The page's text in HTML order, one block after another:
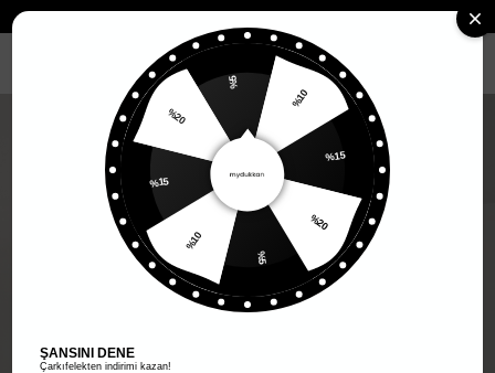
Kadın Üst Giyim Askılı Bluz
%10
%20
%10
%20
ŞANSINI DENE
Çarkıfelekten indirimi kazan!